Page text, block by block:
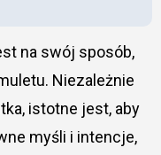
na swój sposób,
Niezależnie
istotne jest, aby
myśli i intencje,